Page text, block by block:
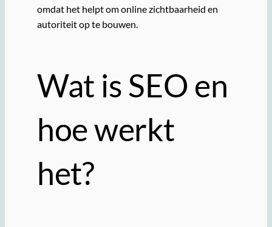
omdat het helpt om online zichtbaarheid en
autoriteit op te bouwen.
Wat is SEO en
hoe werkt
het?